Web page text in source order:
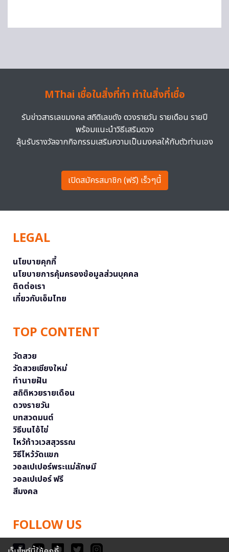
MThai เชื่อในสิ่งที่ทำ ทำในสิ่งที่เชื่อ
รับข่าวสารเลขมงคล สถิติเลขดัง ดวงรายวัน รายเดือน รายปี
พร้อมแนะนำวิธีเสริมดวง
ลุ้นรับรางวัลจากกิจกรรมเสริมความเป็นมงคลให้กับตัวท่านเอง
เปิดสมัครสมาชิก (ฟรี) เร็วๆนี้
LEGAL
นโยบายคุกกี้
นโยบายการคุ้มครองข้อมูลส่วนบุคคล
ติดต่อเรา
เกี่ยวกับเอ็มไทย
TOP CONTENT
วัดสวย
วัดสวยเชียงใหม่
ทำนายฝัน
สถิติหวยรายเดือน
ดวงรายวัน
บทสวดมนต์
วิธีบนไอ้ไข่
ไหว้ท้าวเวสสุวรรณ
วิธีไหว้วัดแขก
วอลเปเปอร์พระแม่ลักษมี
วอลเปเปอร์ ฟรี
สีมงคล
FOLLOW US